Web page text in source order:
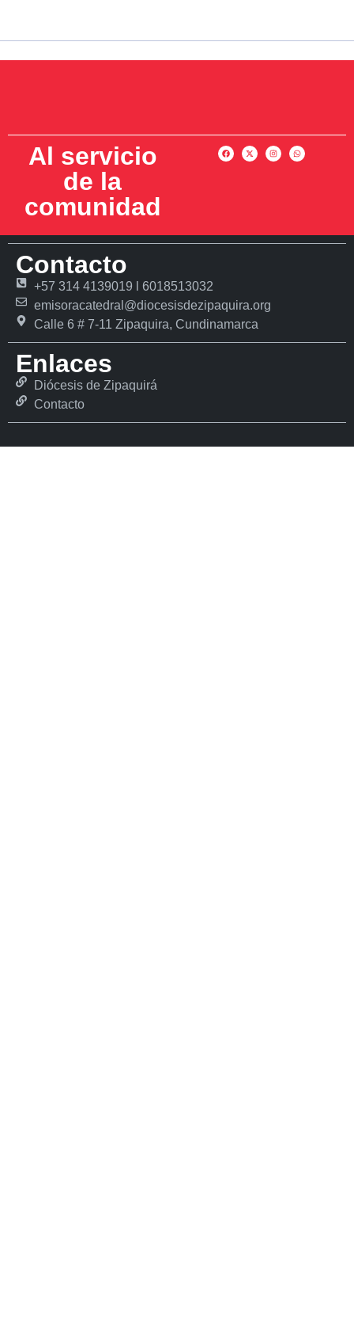
Al servicio
de la
comunidad
Contacto
+57 314 4139019 l 6018513032
emisoracatedral@diocesisdezipaquira.org
Calle 6 # 7-11 Zipaquira, Cundinamarca
Enlaces
Diócesis de Zipaquirá
Contacto